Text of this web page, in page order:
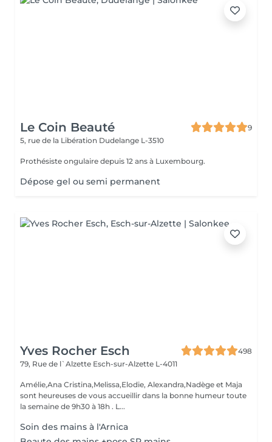
Le Coin Beauté
9
5, rue de la Libération Dudelange L-3510
Prothésiste ongulaire depuis 12 ans à Luxembourg.
Dépose gel ou semi permanent
Yves Rocher Esch
498
79, Rue de l`Alzette Esch-sur-Alzette L-4011
Amélie,Ana Cristina,Melissa,Elodie, Alexandra,Nadège et Maja
sont heureuses de vous accueillir dans la bonne humeur toute
la semaine de 9h30 à 18h . L...
Soin des mains à l'Arnica